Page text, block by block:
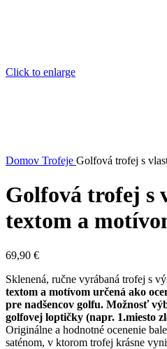
Click to enlarge
Domov Trofeje Golfová trofej s
Golfová trofej s
textom a
69,90 €
Sklenená, ručne vyrábaná trofej s
textom a motívom určená ako
pre nadšencov golfu. Možnosť
golfovej loptičky (napr. 1.miesto
Originálne a hodnotné ocenenie
saténom, v ktorom trofej krásne